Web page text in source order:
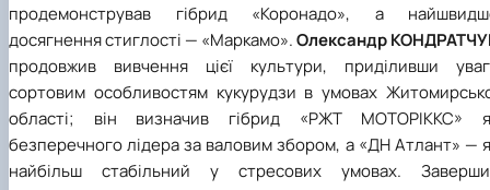
продемонстрував гібрид «Коронадо», а
досягнення стиглості — «Маркамо».Олександр
продовжив вивчення цієї культури, приділивши
сортовим особливостям кукурудзи в умовах
області; він визначив гібрид «РЖТ МОТОРІККС»
безперечного лідера за валовим збором, а «ДН Атлант» —
найбільш стабільний у стресових умовах.